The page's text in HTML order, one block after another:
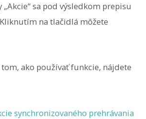
„Akcie“ sa pod výsledkom prepisu
na tlačidlá môžete
ako používať funkcie, nájdete
synchronizovaného prehrávania